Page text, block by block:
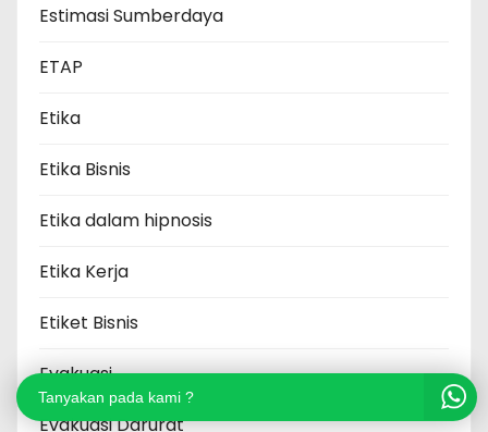
Estimasi Sumberdaya
ETAP
Etika
Etika Bisnis
Etika dalam hipnosis
Etika Kerja
Etiket Bisnis
Evakuasi
Evakuasi Darurat
Tanyakan pada kami ?